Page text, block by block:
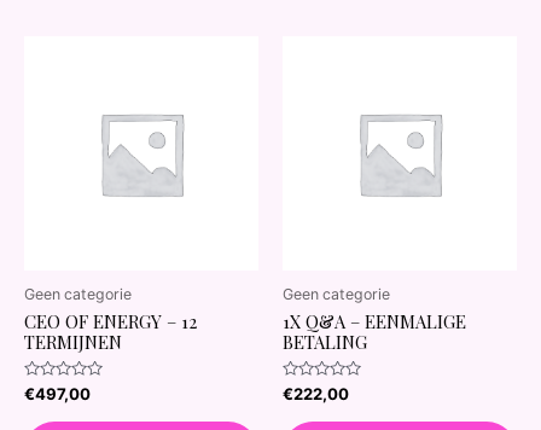
Geen categorie
CEO OF ENERGY – 12
TERMIJNEN
Waardering
0
€497,00
Geen categorie
1X Q&A – EENMALIGE
BETALING
Waardering
0
€222,00